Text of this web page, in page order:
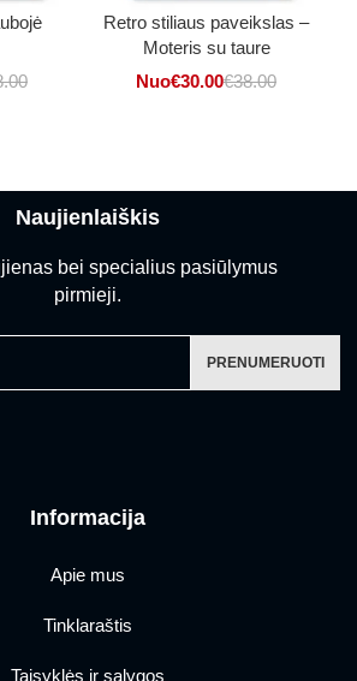
Retro stiliaus paveikslas –
Moteris su taure
Nuo€30.00€38.00
Informacija
Apie mus
Tinklaraštis
Taisyklės ir sąlygos
Naujienlaiškis
bei specialius pasiūlymus
pirmieji.
PRENUMERUOTI